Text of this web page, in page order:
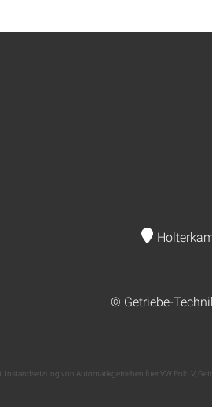
© Getriebe-
Instandsetzung von Automatikgetrieben fuer VW Polo V,